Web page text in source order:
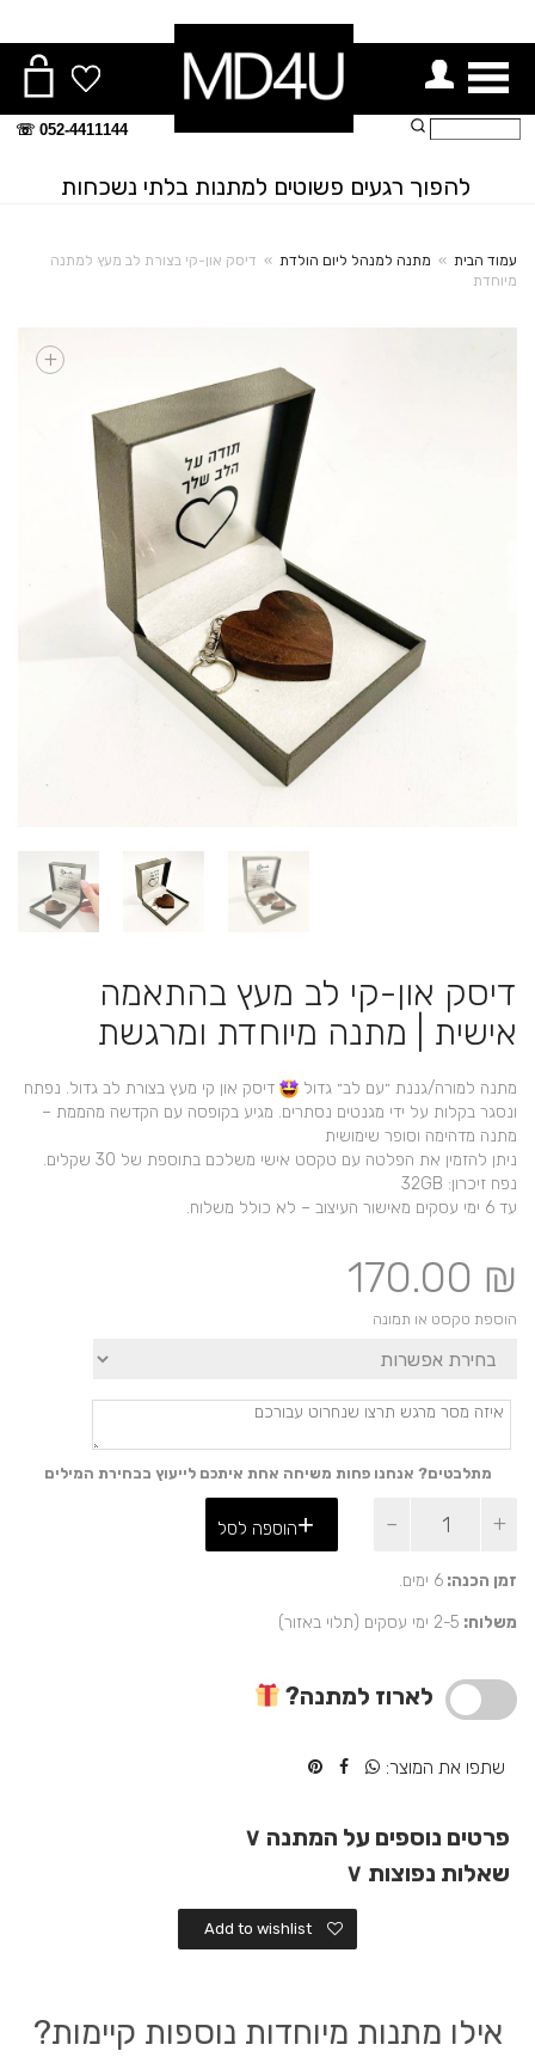
תפריט
052-4411144 ☏
להפוך רגעים פשוטים למתנות בלתי נשכחות
עמוד הבית » מתנה למנהל ליום הולדת » דיסק און-קי בצורת לב מעץ למתנה
מיוחדת
+
דיסק און-קי לב מעץ בהתאמה
אישית | מתנה מיוחדת ומרגשת
מתנה למורה/גננת ״עם לב״ גדול
דיסק און קי מעץ בצורת לב גדול. נפתח
ונסגר בקלות על ידי מגנטים נסתרים. מגיע בקופסה עם הקדשה מהממת –
מתנה מדהימה וסופר שימושית
ניתן להזמין את הפלטה עם טקסט אישי משלכם בתוספת של 30 שקלים.
נפח זיכרון: 32GB
עד 6 ימי עסקים מאישור העיצוב – לא כולל משלוח.
170.00 ₪
הוספת טקסט או תמונה
מתלבטים? אנחנו פחות משיחה אחת איתכם לייעוץ בבחירת המילים
של
און-קי
לב
למתנה
מיוחדת
הוספה לסל
זמן הכנה: 6 ימים.
משלוח: 2-5 ימי עסקים (תלוי באזור)
לארוז למתנה?
שתפו את המוצר:
פרטים נוספים על המתנה ∨
שאלות נפוצות ∨
Add to wishlist
אילו מתנות מיוחדות נוספות קיימות?